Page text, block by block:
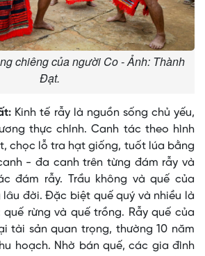
chiêng của người Co - Ảnh: Thành
Đạt.
Kinh tế rẫy là nguồn sống chủ yếu,
thực chính. Canh tác theo hình
chọc lỗ tra hạt giống, tuốt lúa bằng
- đa canh trên từng đám rẫy và
đám rẫy. Trầu không và quế của
đời. Ðặc biệt quế quý và nhiều là
rừng và quế trồng. Rẫy quế của
tài sản quan trọng, thường 10 năm
hoạch. Nhờ bán quế, các gia đình